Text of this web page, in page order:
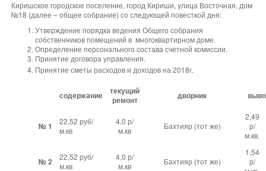
Киришское городское поселение, город Кириши, улица Восточная, дом
№18 (далее – общее собрание) со следующей повесткой дня:
Утверждение порядка ведения Общего собрания
собственников помещений в многоквартирном доме.
Определение персонального состава счетной комиссии.
Принятие договора управления.
Принятие сметы расходов и доходов на 2018г.
содержание
текущий
ремонт
дворник
№ 1
22,52 руб/
м.кв
4,0 р/
м.кв
Бахтияр (тот же)
2,49
р/
м.кв.
№ 2
22,52 руб/
м.кв
4,0 р/
м.кв
Бахтияр (тот же)
1,54
р/